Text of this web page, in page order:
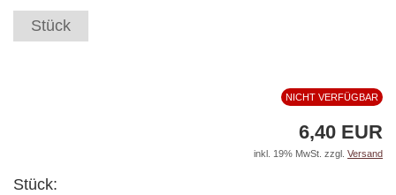
Stück
NICHT VERFÜGBAR
6,40 EUR
inkl. 19% MwSt. zzgl. Versand
Stück: